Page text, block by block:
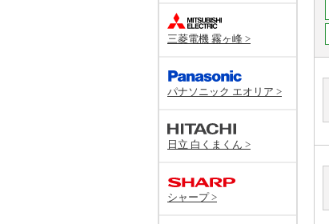
三菱電機 霧ヶ峰 >
パナソニック エオリア >
日立 白くまくん >
シャープ >